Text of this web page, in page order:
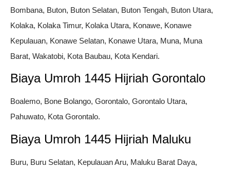
Bombana, Buton, Buton Selatan, Buton Tengah, Buton Utara,
Kolaka, Kolaka Timur, Kolaka Utara, Konawe, Konawe
Kepulauan, Konawe Selatan, Konawe Utara, Muna, Muna
Barat, Wakatobi, Kota Baubau, Kota Kendari.
Biaya Umroh 1445 Hijriah Gorontalo
Boalemo, Bone Bolango, Gorontalo, Gorontalo Utara,
Pahuwato, Kota Gorontalo.
Biaya Umroh 1445 Hijriah Maluku
Buru, Buru Selatan, Kepulauan Aru, Maluku Barat Daya,